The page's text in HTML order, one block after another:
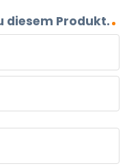
diesem Produkt.